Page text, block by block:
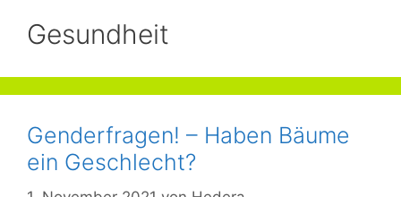
Gesundheit
Genderfragen! – Haben Bäume
ein Geschlecht?